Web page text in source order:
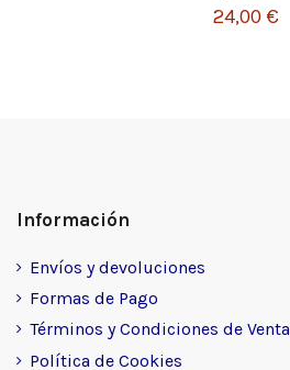
24,00 €
Información
Envíos y devoluciones
Formas de Pago
Términos y Condiciones de Venta
Política de Cookies